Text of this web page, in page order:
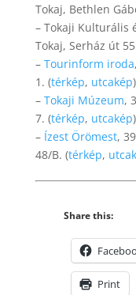
Tokaj, Bethlen
– Tokaji Kulturális
Tokaj, Serház út
– Tourinform iroda
1. (térkép, utcakép)
– Tokaji Múzeum,
7. (térkép, utcakép)
– Ízest Örömest,
48/B. (térkép,
Share this:
Print